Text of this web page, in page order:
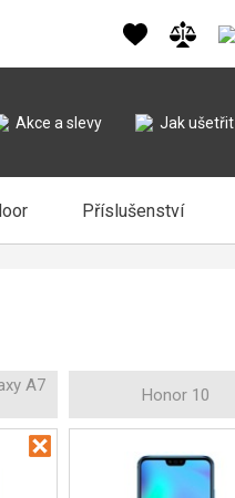
Akce a slevy Jak ušetřit
Příslušenství
A7
Honor 10